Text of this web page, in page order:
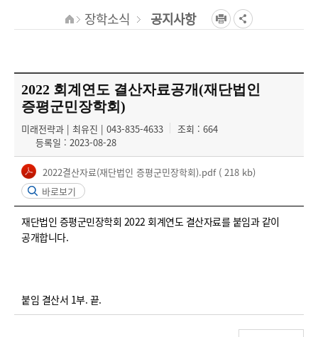
장학소식 공지사항
2022 회계연도 결산자료공개(재단법인
증평군민장학회)
미래전략과 | 최유진 | 043-835-4633
조회 : 664
등록일 : 2023-08-28
2022결산자료(재단법인 증평군민장학회).pdf ( 218 kb)
바로보기
재단법인 증평군민장학회 2022 회계연도 결산자료를 붙임과 같이
공개합니다.
붙임 결산서 1부. 끝.